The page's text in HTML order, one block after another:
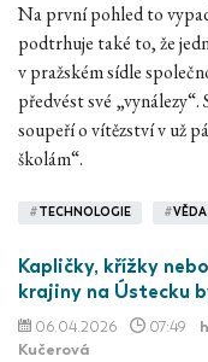
Na první pohled to
podtrhuje také to, že
v pražském sídle
předvést své
soupeří o vítězství v už
školám“.
#TECHNOLOGIE #
Kapličky, křížky
krajiny na Ústecku
06.04.2026 07:49
Kučerová